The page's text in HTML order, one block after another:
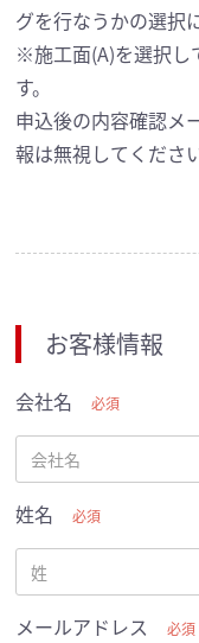
グを行なうかの選択
※施工面(A)を選択し
す。
申込後の内容確認メ
報は無視してくださ
お客様情報
会社名 必須
姓名 必須
メールアドレス 必須